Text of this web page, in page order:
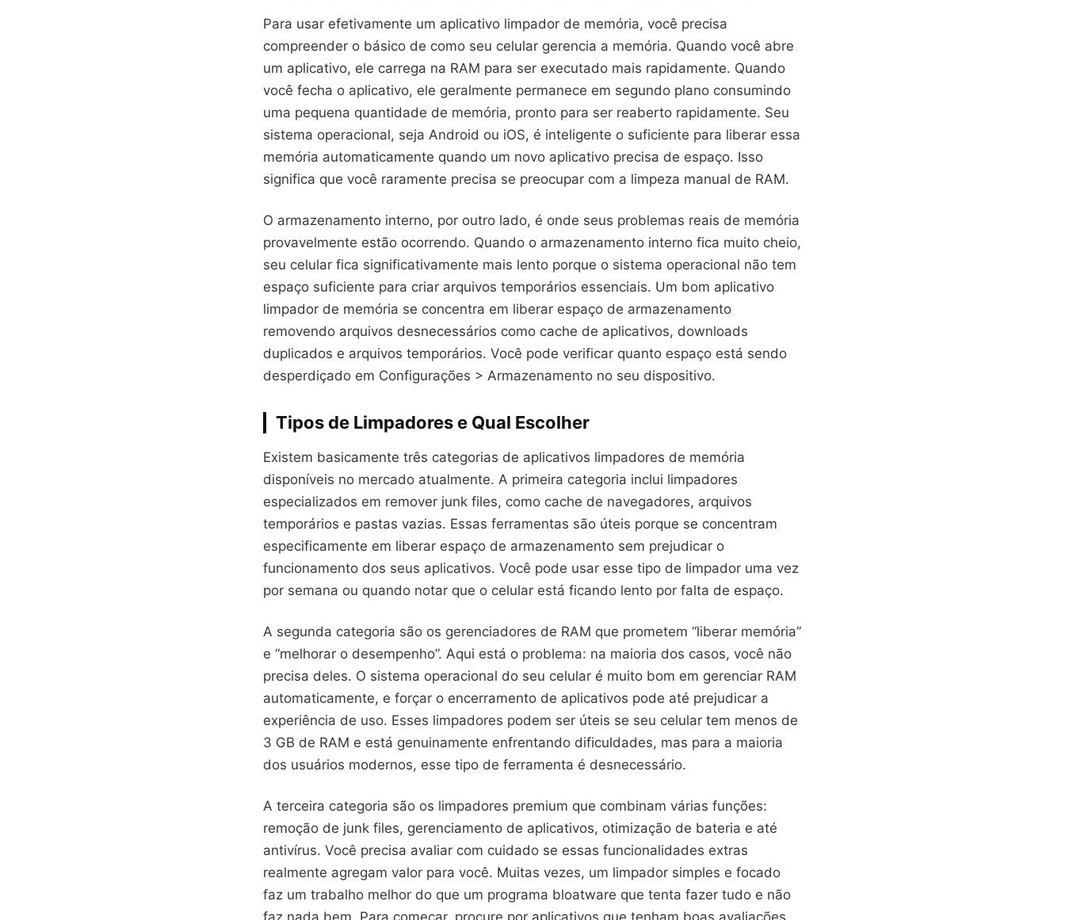
Para usar efetivamente um aplicativo limpador de memória, você precisa
compreender o básico de como seu celular gerencia a memória. Quando você abre
um aplicativo, ele carrega na RAM para ser executado mais rapidamente. Quando
você fecha o aplicativo, ele geralmente permanece em segundo plano consumindo
uma pequena quantidade de memória, pronto para ser reaberto rapidamente. Seu
sistema operacional, seja Android ou iOS, é inteligente o suficiente para liberar essa
memória automaticamente quando um novo aplicativo precisa de espaço. Isso
significa que você raramente precisa se preocupar com a limpeza manual de RAM.
O armazenamento interno, por outro lado, é onde seus problemas reais de memória
provavelmente estão ocorrendo. Quando o armazenamento interno fica muito cheio,
seu celular fica significativamente mais lento porque o sistema operacional não tem
espaço suficiente para criar arquivos temporários essenciais. Um bom aplicativo
limpador de memória se concentra em liberar espaço de armazenamento
removendo arquivos desnecessários como cache de aplicativos, downloads
duplicados e arquivos temporários. Você pode verificar quanto espaço está sendo
desperdiçado em Configurações > Armazenamento no seu dispositivo.
Tipos de Limpadores e Qual Escolher
Existem basicamente três categorias de aplicativos limpadores de memória
disponíveis no mercado atualmente. A primeira categoria inclui limpadores
especializados em remover junk files, como cache de navegadores, arquivos
temporários e pastas vazias. Essas ferramentas são úteis porque se concentram
especificamente em liberar espaço de armazenamento sem prejudicar o
funcionamento dos seus aplicativos. Você pode usar esse tipo de limpador uma vez
por semana ou quando notar que o celular está ficando lento por falta de espaço.
A segunda categoria são os gerenciadores de RAM que prometem “liberar memória”
e “melhorar o desempenho”. Aqui está o problema: na maioria dos casos, você não
precisa deles. O sistema operacional do seu celular é muito bom em gerenciar RAM
automaticamente, e forçar o encerramento de aplicativos pode até prejudicar a
experiência de uso. Esses limpadores podem ser úteis se seu celular tem menos de
3 GB de RAM e está genuinamente enfrentando dificuldades, mas para a maioria
dos usuários modernos, esse tipo de ferramenta é desnecessário.
A terceira categoria são os limpadores premium que combinam várias funções:
remoção de junk files, gerenciamento de aplicativos, otimização de bateria e até
antivírus. Você precisa avaliar com cuidado se essas funcionalidades extras
realmente agregam valor para você. Muitas vezes, um limpador simples e focado
faz um trabalho melhor do que um programa bloatware que tenta fazer tudo e não
faz nada bem. Para começar, procure por aplicativos que tenham boas avaliações